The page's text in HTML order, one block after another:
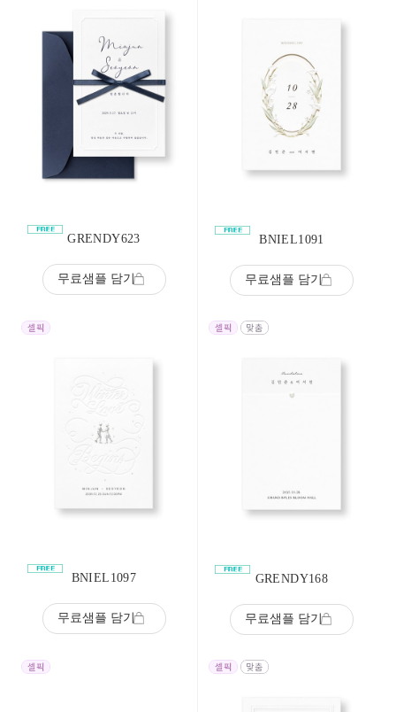
GRENDY623
무료샘플 담기
BNIEL1091
무료샘플 담기
BNIEL1097
무료샘플 담기
GRENDY168
무료샘플 담기